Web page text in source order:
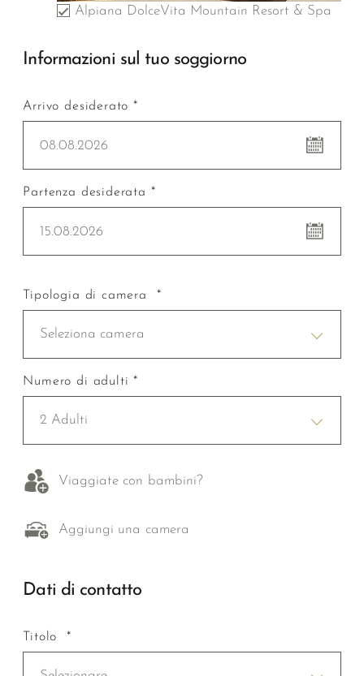
Alpiana DolceVita Mountain Resort & Spa
Informazioni sul tuo soggiorno
Arrivo desiderato *
08.08.2026
Partenza desiderata *
15.08.2026
Tipologia di camera *
Seleziona camera
Numero di adulti *
2 Adulti
Viaggiate con bambini?
Aggiungi una camera
Dati di contatto
Titolo *